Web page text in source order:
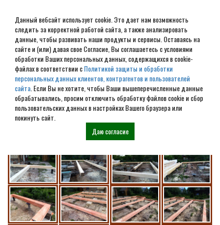
Данный вебсайт использует cookie. Это дает нам возможность
следить за корректной работой сайта, а также анализировать
данные, чтобы развивать наши продукты и сервисы. Оставаясь на
сайте и (или) давая свое Согласие, Вы соглашаетесь с условиями
обработки Ваших персональных данных, содержащихся в cookie-
файлах в соответствии сПолитикой защиты и обработки
персональных данных клиентов, контрагентов и пользователей
сайта . Если Вы не хотите, чтобы Ваши вышеперечисленные данные
обрабатывались, просим отключить обработку файлов cookie и сбор
пользовательских данных в настройках Вашего браузера или
покинуть сайт.
Даю согласие
МО Орехово-Зуево дом из
бруса 150х150 мм по
индивидуальному проекту
(8*10)метра.